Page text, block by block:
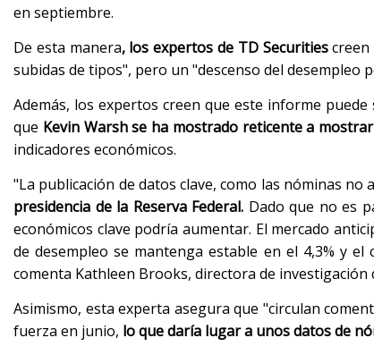
en septiembre.
De esta manera, los expertos de TD Securitiescreen
subidas de tipos", pero un "descenso del desempleo
Además, los expertos creen que este informe
que Kevin Warsh se ha mostrado reticente a
indicadores económicos.
"La publicación de datos clave, como las nóminas
presidencia de la Reserva Federal. Dado que no es
económicos clave podría aumentar. El mercado
de desempleo se mantenga estable en el 4,3% y
comenta Kathleen Brooks, directora de investigación
Asimismo, esta experta asegura que "circulan
fuerza en junio, lo que daría lugar a unos datos de